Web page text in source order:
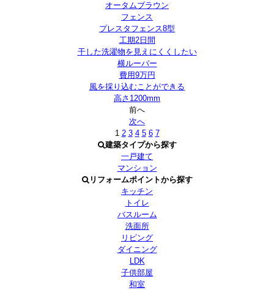
オータムブラウン
フェンス
プレスタフェンス8型
工期2日間
干した洗濯物を見えにくくしたい
横ルーバー
費用9万円
風を採り込むことができる
高さ1200mm
前へ
次へ
1 2 3 4 5 6 7
建築タイプから探す
一戸建て
マンション
リフォームポイントから探す
キッチン
トイレ
バスルーム
洗面所
リビング
ダイニング
LDK
子供部屋
和室